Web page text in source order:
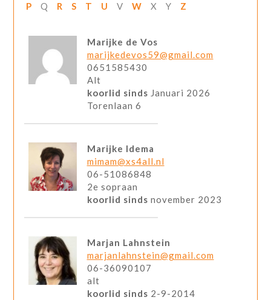
P
Q R S T U V W X Y Z
Marijke de Vos
marijkedevos59@gmail.com
0651585430
Alt
koorlid sinds Januari 2026
Torenlaan 6
Marijke Idema
mimam@xs4all.nl
06-51086848
2e sopraan
koorlid sinds november 2023
Marjan Lahnstein
marjanlahnstein@gmail.com
06-36090107
alt
koorlid sinds 2-9-2014